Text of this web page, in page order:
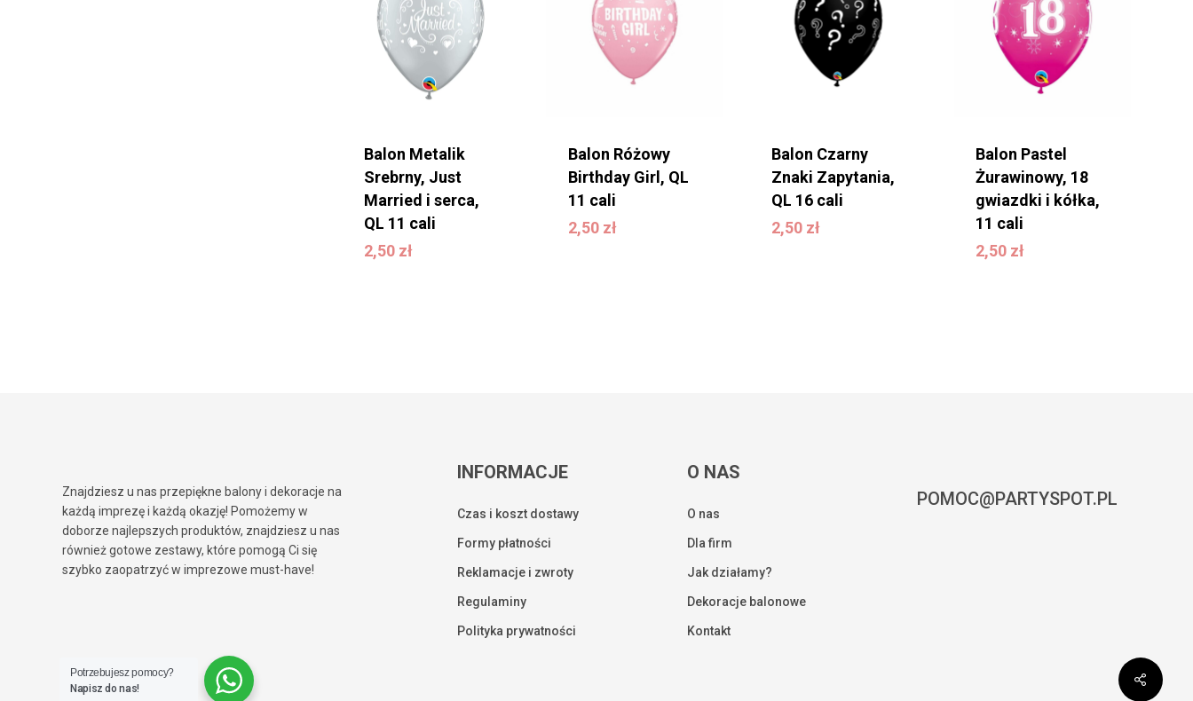
Kwota:
Balon Metalik
Srebrny, Just
Married i serca,
QL 11 cali
2,50 zł
2,50 zł
Balon Różowy
Birthday Girl, QL
11 cali
2,50 zł
2,50zł
Balon Czarny
Znaki Zapytania,
QL 16 cali
2,50 zł
2,50 zł
Balon Pastel
Żurawinowy, 18
gwiazdki i kółka,
11 cali
2,50 zł
2,50zł
Znajdziesz u nas przepiękne balony i dekoracje na
każdą imprezę i każdą okazję! Pomożemy w
doborze najlepszych produktów, znajdziesz u nas
również gotowe zestawy, które pomogą Ci się
szybko zaopatrzyć w imprezowe must-have!
INFORMACJE
Czas i koszt dostawy
Formy płatności
Reklamacje i zwroty
Regulaminy
Polityka prywatności
O NAS
O nas
Dla firm
Jak działamy?
Dekoracje balonowe
Kontakt
POMOC@PARTYSPOT.PL
Potrzebujesz pomocy?
Napisz do nas!